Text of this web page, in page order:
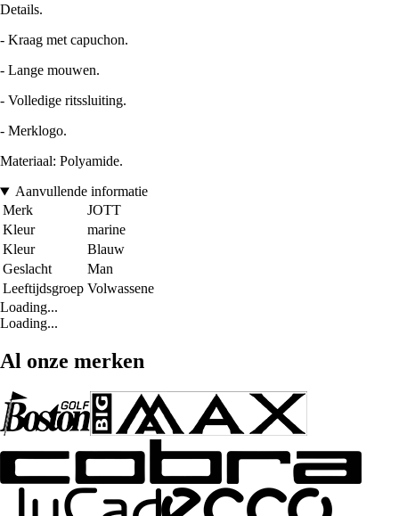
Details.
- Kraag met capuchon.
- Lange mouwen.
- Volledige ritssluiting.
- Merklogo.
Materiaal: Polyamide.
Aanvullende informatie
Merk
JOTT
Kleur
marine
Kleur
Blauw
Geslacht
Man
Leeftijdsgroep Volwassene
Loading...
Loading...
Al onze merken